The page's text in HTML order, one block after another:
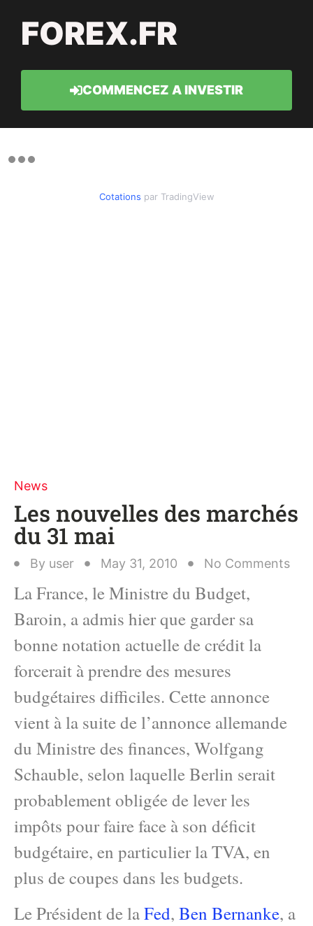
FOREX.FR
COMMENCEZ A INVESTIR
Cotations par TradingView
News
Les nouvelles des marchés
du 31 mai
By user May 31, 2010 No Comments
La France, le Ministre du Budget,
Baroin, a admis hier que garder sa
bonne notation actuelle de crédit la
forcerait à prendre des mesures
budgétaires difficiles. Cette annonce
vient à la suite de l’annonce allemande
du Ministre des finances, Wolfgang
Schauble, selon laquelle Berlin serait
probablement obligée de lever les
impôts pour faire face à son déficit
budgétaire, en particulier la TVA, en
plus de coupes dans les budgets.
Le Président de laFed, Ben Bernanke, a